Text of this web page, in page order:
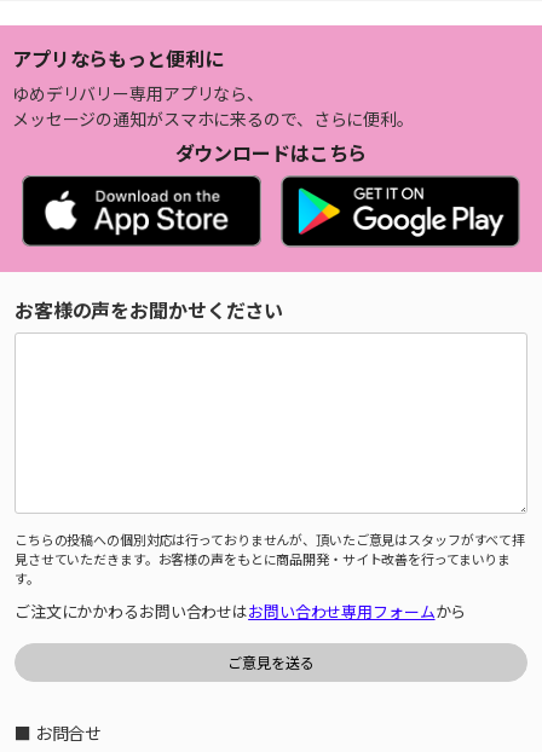
アプリならもっと便利に
ゆめデリバリー専用アプリなら、
メッセージの通知がスマホに来るので、さらに便利。
ダウンロードはこちら
お客様の声をお聞かせください
こちらの投稿への個別対応は行っておりませんが、頂いたご意見はスタッフがすべて拝
見させていただきます。お客様の声をもとに商品開発・サイト改善を行ってまいりま
す。
ご注文にかかわるお問い合わせはお問い合わせ専用フォームから
■ お問合せ